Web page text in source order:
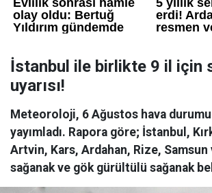
İstanbul ile birlikte 9 il için
uyarısı!
Meteoroloji, 6 Ağustos hava
yayımladı. Rapora göre; İstanbul,
Artvin, Kars, Ardahan, Rize, Samsun
sağanak ve gök gürültülü sağanak